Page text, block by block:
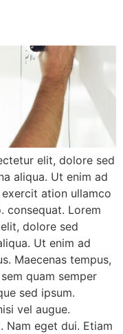
elit, dolore sed
aliqua. Ut enim ad
ation ullamco
consequat. Lorem
dolore sed
Ut enim ad
Maecenas tempus,
quam semper
sed ipsum.
vel augue.
Nam eget dui. Etiam